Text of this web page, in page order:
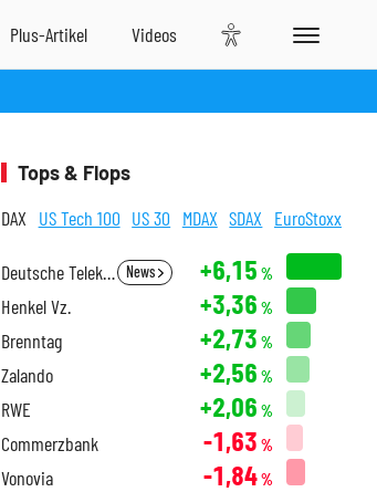
Tops & Flops
DAX US Tech 100 US 30 MDAX SDAX EuroStoxx
Deutsche Telekom News +6,15 %
Henkel Vz. +3,36 %
Brenntag +2,73 %
Zalando +2,56 %
RWE +2,06 %
Commerzbank -1,63 %
Vonovia -1,84%